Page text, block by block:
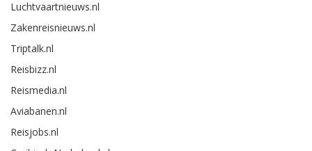
Luchtvaartnieuws.nl
Zakenreisnieuws.nl
Triptalk.nl
Reisbizz.nl
Reismedia.nl
Aviabanen.nl
Reisjobs.nl